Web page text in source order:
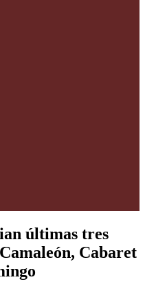
últimas tres
Cabaret